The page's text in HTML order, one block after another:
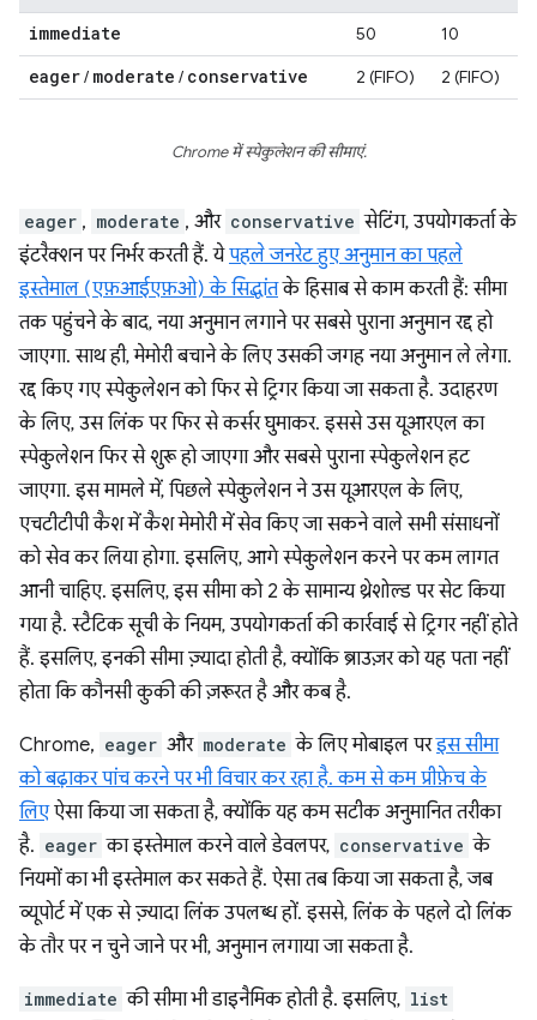
immediate 50 10
eager/ moderate / conservative 2 (FIFO) 2 (FIFO)
Chrome में स्पेकुलेशन की सीमाएं.
eager , moderate , और conservative सेटिंग, उपयोगकर्ता के
इंटरैक्शन पर निर्भर करती हैं. येपहले जनरेट हुए अनुमान का पहले
इस्तेमाल (एफ़आईएफ़ओ) के सिद्धांतके हिसाब से काम करती हैं: सीमा
तक पहुंचने के बाद, नया अनुमान लगाने पर सबसे पुराना अनुमान रद्द हो
जाएगा. साथ ही, मेमोरी बचाने के लिए उसकी जगह नया अनुमान ले लेगा.
रद्द किए गए स्पेकुलेशन को फिर से ट्रिगर किया जा सकता है. उदाहरण
के लिए, उस लिंक पर फिर से कर्सर घुमाकर. इससे उस यूआरएल का
स्पेकुलेशन फिर से शुरू हो जाएगा और सबसे पुराना स्पेकुलेशन हट
जाएगा. इस मामले में, पिछले स्पेकुलेशन ने उस यूआरएल के लिए,
एचटीटीपी कैश में कैश मेमोरी में सेव किए जा सकने वाले सभी संसाधनों
को सेव कर लिया होगा. इसलिए, आगे स्पेकुलेशन करने पर कम लागत
आनी चाहिए. इसलिए, इस सीमा को 2 के सामान्य थ्रेशोल्ड पर सेट किया
गया है. स्टैटिक सूची के नियम, उपयोगकर्ता की कार्रवाई से ट्रिगर नहीं होते
हैं. इसलिए, इनकी सीमा ज़्यादा होती है, क्योंकि ब्राउज़र को यह पता नहीं
होता कि कौनसी कुकी की ज़रूरत है और कब है.
Chrome, eager और moderate के लिए मोबाइल परइस सीमा
को बढ़ाकर पांच करने पर भी विचार कर रहा है. कम से कम प्रीफ़ेच के
लिएऐसा किया जा सकता है, क्योंकि यह कम सटीक अनुमानित तरीका
है. eager का इस्तेमाल करने वाले डेवलपर, conservative के
नियमों का भी इस्तेमाल कर सकते हैं. ऐसा तब किया जा सकता है, जब
व्यूपोर्ट में एक से ज़्यादा लिंक उपलब्ध हों. इससे, लिंक के पहले दो लिंक
के तौर पर न चुने जाने पर भी, अनुमान लगाया जा सकता है.
immediate की सीमा भी डाइनैमिक होती है. इसलिए, list